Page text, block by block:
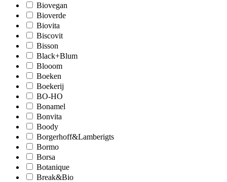
Biovegan
Bioverde
Biovita
Biscovit
Bisson
Black+Blum
Blooom
Boeken
Boekerij
BO-HO
Bonamel
Bonvita
Boody
Borgerhoff&Lamberigts
Bormo
Borsa
Botanique
Break&Bio